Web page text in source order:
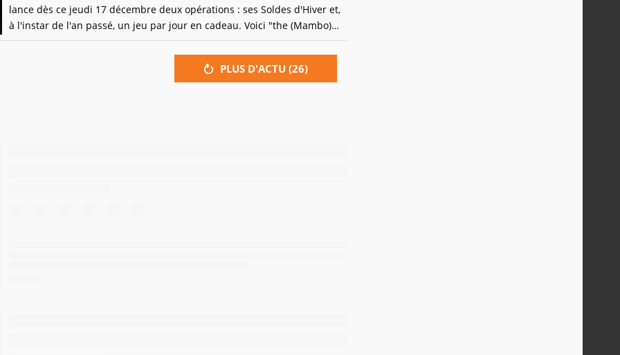
lance dès ce jeudi 17 décembre deux opérations : ses Soldes d'Hiver et,
à l'instar de l'an passé, un jeu par jour en cadeau. Voici "the (Mambo)
number five".
PLUS D'ACTU (26)